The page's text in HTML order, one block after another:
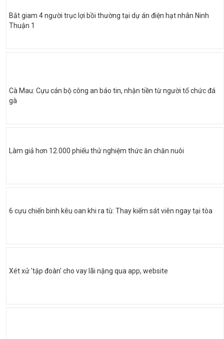
Bắt giam 4 người trục lợi bồi thường tại dự án điện hạt nhân Ninh
Thuận 1
Cà Mau: Cựu cán bộ công an báo tin, nhận tiền từ người tổ chức đá
gà
Làm giả hơn 12.000 phiếu thử nghiệm thức ăn chăn nuôi
6 cựu chiến binh kêu oan khi ra tù: Thay kiểm sát viên ngay tại tòa
Xét xử 'tập đoàn' cho vay lãi nặng qua app, website